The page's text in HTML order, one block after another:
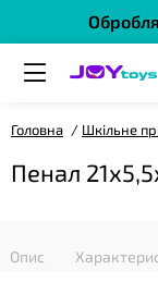
Головна Шкільне
Пенал
Опис